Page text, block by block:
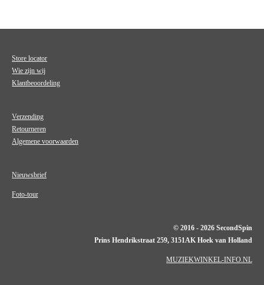
Store locator
Wie zijn wij
Klantbeoordeling
Verzending
Retourneren
Algemene voorwaarden
Nieuwsbrief
Foto-tour
© 2016 - 2026 SecondSpin
Prins Hendrikstraat 259, 3151AK Hoek van Holland
MUZIEKWINKEL-INFO.NL